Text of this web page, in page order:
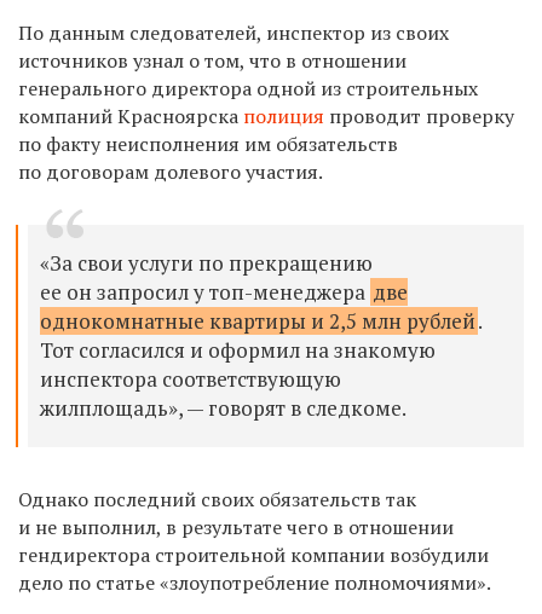
По данным следователей, инспектор из своих
источников узнал о том, что в отношении
генерального директора одной из строительных
компаний Красноярска полиция проводит проверку
по факту неисполнения им обязательств
по договорам долевого участия.
«За свои услуги по прекращению
ее он запросил у топ-менеджера две
однокомнатные квартиры и 2,5 млн рублей.
Тот согласился и оформил на знакомую
инспектора соответствующую
жилплощадь», — говорят в следкоме.
Однако последний своих обязательств так
и не выполнил, в результате чего в отношении
гендиректора строительной компании возбудили
дело по статье «злоупотребление полномочиями».